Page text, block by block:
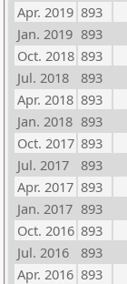
Apr. 2019 893
Jan. 2019 893
Oct. 2018 893
Jul. 2018
893
Apr. 2018 893
Jan. 2018 893
Oct. 2017 893
Jul. 2017
893
Apr. 2017 893
Jan. 2017 893
Oct. 2016 893
Jul. 2016
893
Apr. 2016 893